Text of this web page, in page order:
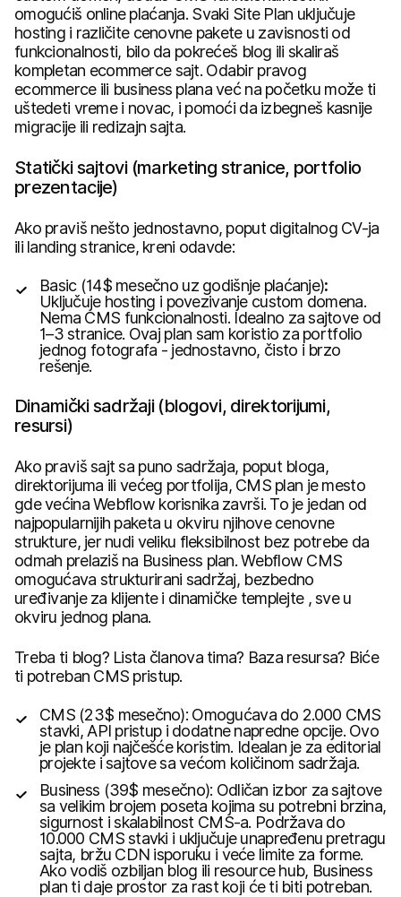
omogućiš online plaćanja. Svaki Site Plan uključuje
hosting i različite cenovne pakete u zavisnosti od
funkcionalnosti, bilo da pokrećeš blog ili skaliraš
kompletan ecommerce sajt. Odabir pravog
ecommerce ili business plana već na početku može ti
uštedeti vreme i novac, i pomoći da izbegneš kasnije
migracije ili redizajn sajta.
Statički sajtovi (marketing stranice, portfolio
prezentacije)
Ako praviš nešto jednostavno, poput digitalnog CV-ja
ili landing stranice, kreni odavde:
Basic (14$ mesečno uz godišnje plaćanje):
Uključuje hosting i povezivanje custom domena.
Nema CMS funkcionalnosti. Idealno za sajtove od
1–3 stranice. Ovaj plan sam koristio za portfolio
jednog fotografa - jednostavno, čisto i brzo
rešenje.
Dinamički sadržaji (blogovi, direktorijumi,
resursi)
Ako praviš sajt sa puno sadržaja, poput bloga,
direktorijuma ili većeg portfolija, CMS plan je mesto
gde većina Webflow korisnika završi. To je jedan od
najpopularnijih paketa u okviru njihove cenovne
strukture, jer nudi veliku fleksibilnost bez potrebe da
odmah prelaziš na Business plan. Webflow CMS
omogućava strukturirani sadržaj, bezbedno
uređivanje za klijente i dinamičke templejte , sve u
okviru jednog plana.
Treba ti blog? Lista članova tima? Baza resursa? Biće
ti potreban CMS pristup.
CMS (23$ mesečno): Omogućava do 2.000 CMS
stavki, API pristup i dodatne napredne opcije. Ovo
je plan koji najčešće koristim. Idealan je za editorial
projekte i sajtove sa većom količinom sadržaja.
Business (39$ mesečno): Odličan izbor za sajtove
sa velikim brojem poseta kojima su potrebni brzina,
sigurnost i skalabilnost CMS-a. Podržava do
10.000 CMS stavki i uključuje unapređenu pretragu
sajta, bržu CDN isporuku i veće limite za forme.
Ako vodiš ozbiljan blog ili resource hub, Business
plan ti daje prostor za rast koji će ti biti potreban.